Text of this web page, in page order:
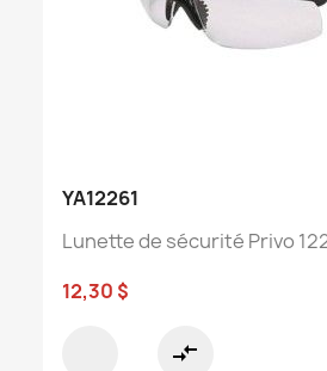
YA12261
Lunette de sécurité Privo
12,30 $
compare_arrows